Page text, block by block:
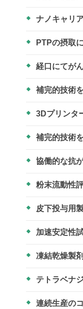
ナノキャリ
PTPの摂取
経口にてが
補完的技術
3Dプリンタ
補完的技術
協働的な抗
粉末流動性
皮下投与用
加速安定性
凍結乾燥製
テトラベナ
連続生産の